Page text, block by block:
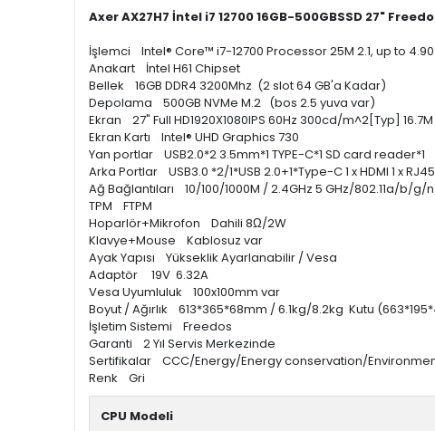
Axer AX27H7 İntel i7 12700 16GB-500GBSSD 27"
İşlemci Intel® Core™ i7-12700 Processor 25M 2.1, up to 4.90
Anakart İntel H61 Chipset
Bellek 16GB DDR4 3200Mhz (2 slot 64 GB'a Kadar)
Depolama 500GB NVMe M.2 (bos 2.5 yuva var)
Ekran 27" Full HD1920X1080IPS 60Hz 300cd/m^2[Typ] 16.7M
Ekran Kartı Intel® UHD Graphics 730
Yan portlar USB2.0*2 3.5mm*1 TYPE-C*1 SD card reader*1
Arka Portlar USB3.0 *2/1*USB 2.0+1*Type-C 1 x HDMI 1 x
Ağ Bağlantıları 10/100/1000M / 2.4GHz 5 GHz/802.11a/b/
TPM FTPM
Hoparlör+Mikrofon Dahili 8Ω/2W
Klavye+Mouse Kablosuz var
Ayak Yapısı Yükseklik Ayarlanabilir / Vesa
Adaptör 19V 6.32A
Vesa Uyumluluk 100x100mm var
Boyut / Ağırlık 613*365*68mm / 6.1kg/8.2kg Kutu
İşletim Sistemi Freedos
Garanti 2 Yıl Servis Merkezinde
Sertifikalar CCC/Energy/Energy conservation/
Renk Gri
CPU Modeli